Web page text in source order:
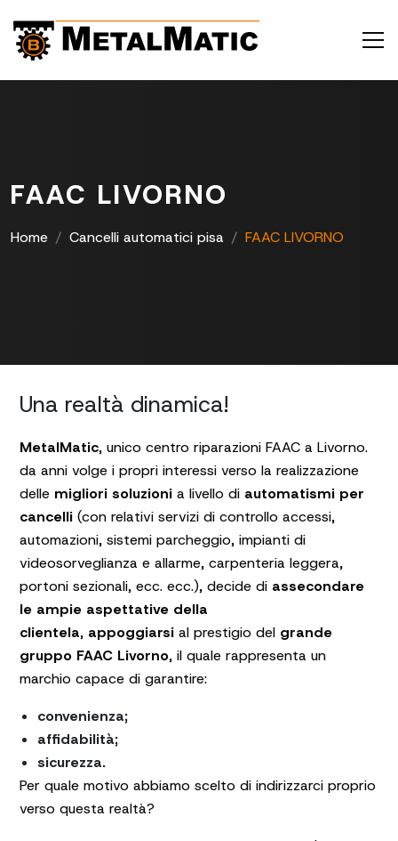
FAAC LIVORNO
Home Cancelli automatici pisa FAAC LIVORNO
Una realtà dinamica!
MetalMatic, unico centro riparazioni FAAC a Livorno.
da anni volge i propri interessi verso la realizzazione
delle migliori soluzioni a livello di automatismi per
cancelli (con relativi servizi di controllo accessi,
automazioni, sistemi parcheggio, impianti di
videosorveglianza e allarme, carpenteria leggera,
portoni sezionali, ecc. ecc.), decide di assecondare
le ampie aspettative della
clientela, appoggiarsi al prestigio del grande
gruppo FAAC Livorno, il quale rappresenta un
marchio capace di garantire:
convenienza;
affidabilità;
sicurezza.
Per quale motivo abbiamo scelto di indirizzarci proprio
verso questa realtà?